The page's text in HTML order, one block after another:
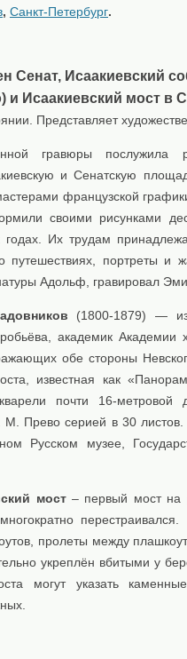
, Санкт-Петербург.
Сенат, Исаакиевский
и Исаакиевский мост в
Представляет
гравюры
и Сенатскую
французской
своими рисунками
Их трудам
путешествиях, портреты и
Адольф, гравировал
(1800-1879) —
академик Академии
обе стороны
известная как
почти 16-
М. Прево серией в 30
Русском музее,
мост– первый мост на
пролеты между
укреплён вбитыми у
могут указать